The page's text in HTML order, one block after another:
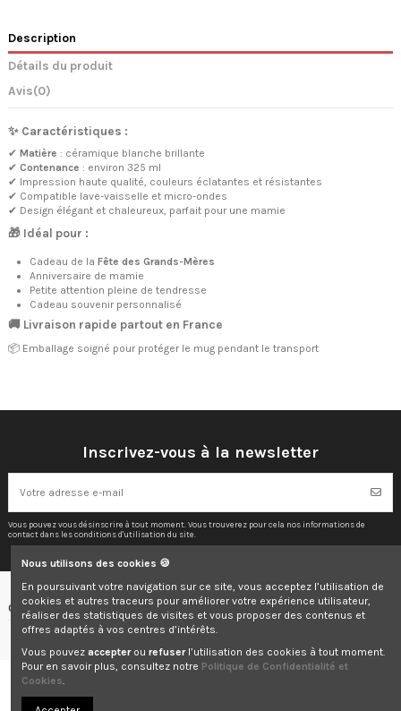
Description
Détails du produit
Avis(0)
✨ Caractéristiques :
✔ Matière : céramique blanche brillante
✔ Contenance : environ 325 ml
✔ Impression haute qualité, couleurs éclatantes et résistantes
✔ Compatible lave-vaisselle et micro-ondes
✔ Design élégant et chaleureux, parfait pour une mamie
🎁 Idéal pour :
Cadeau de la Fête des Grands-Mères
Anniversaire de mamie
Petite attention pleine de tendresse
Cadeau souvenir personnalisé
🚚 Livraison rapide partout en France
📦 Emballage soigné pour protéger le mug pendant le transport
Inscrivez-vous à la newsletter
Vous pouvez vous désinscrire à tout moment. Vous trouverez pour cela nos informations de
contact dans les conditions d'utilisation du site.
Contactez-nous
Nous utilisons des cookies 🍪
En poursuivant votre navigation sur ce site, vous acceptez l’utilisation de
cookies et autres traceurs pour améliorer votre expérience utilisateur,
réaliser des statistiques de visites et vous proposer des contenus et
offres adaptés à vos centres d’intérêts.
Vous pouvez accepterou refuserl’utilisation des cookies à tout moment.
Pour en savoir plus, consultez notre Politique de Confidentialité et
Cookies.